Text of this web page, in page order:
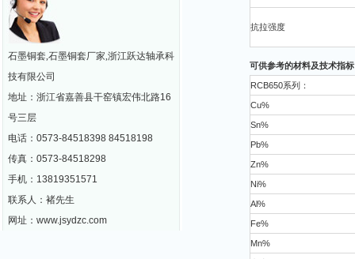
石墨铜套,石墨铜套厂家,浙江跃达轴承科
技有限公司
地址：浙江省嘉善县干窑镇宏伟北路16
号三层
电话：0573-84518398 84518198
传真：0573-84518298
手机：13819351571
联系人：褚先生
网址：www.jsydzc.com
抗拉强度
可供参考的材料及技术指标
RCB650系列：
Cu%
Sn%
Pb%
Zn%
Ni%
Al%
Fe%
Mn%